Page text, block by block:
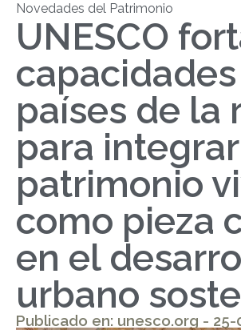
Novedades del Patrimonio
UNESCO
países de la
para
patrimonio
como pieza
en el
urbano
Publicado en: unesco.org - 25-